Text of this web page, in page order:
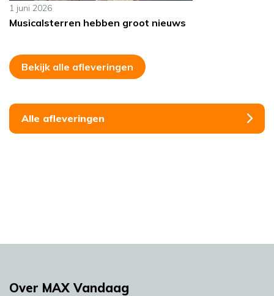
1 juni 2026
Musicalsterren hebben groot nieuws
Bekijk alle afleveringen
Alle afleveringen
Over MAX Vandaag